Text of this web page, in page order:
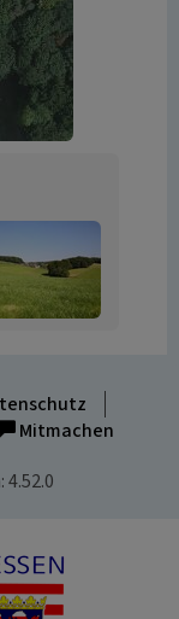
Mitmachen
4.52.0